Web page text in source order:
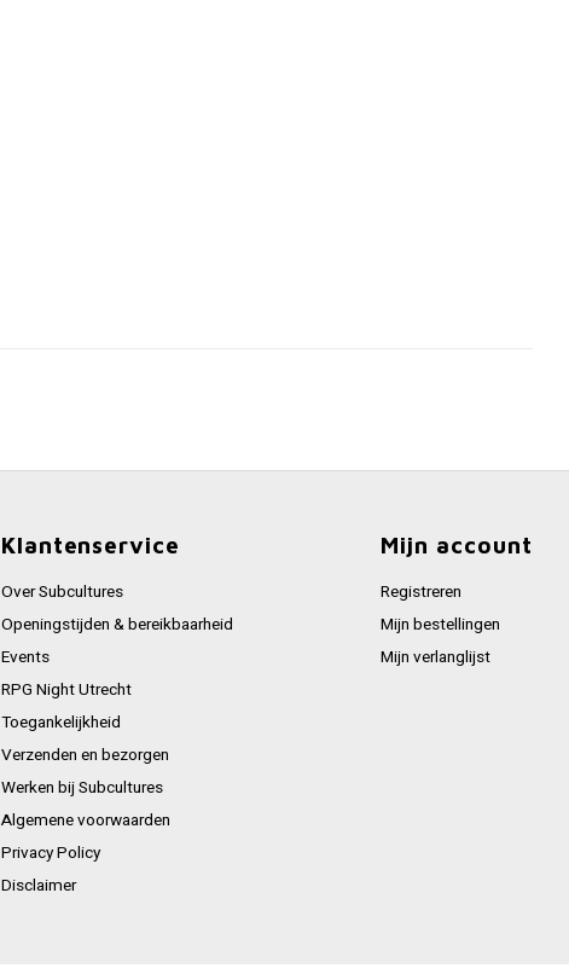
Klantenservice
Over Subcultures
Openingstijden & bereikbaarheid
Events
RPG Night Utrecht
Toegankelijkheid
Verzenden en bezorgen
Werken bij Subcultures
Algemene voorwaarden
Privacy Policy
Disclaimer
Mijn account
Registreren
Mijn bestellingen
Mijn verlanglijst